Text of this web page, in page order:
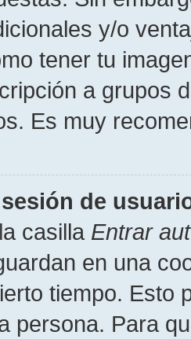
y/o
tener tu
a grupos
Es muy
de
casilla Entrar
en una
tiempo. Esto
persona. Para